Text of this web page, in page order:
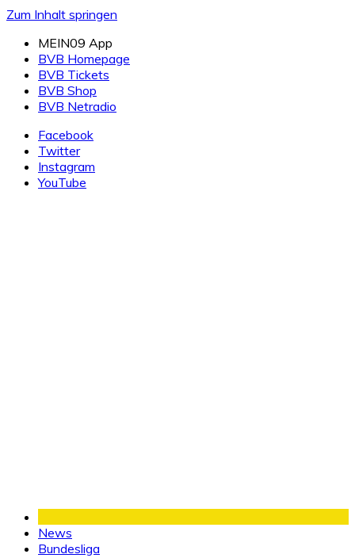
Zum Inhalt springen
MEIN09 App
BVB Homepage
BVB Tickets
BVB Shop
BVB Netradio
Facebook
Twitter
Instagram
YouTube
News
Bundesliga